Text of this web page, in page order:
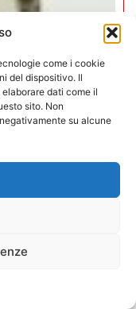
come i cookie
del dispositivo. Il
dati come il
sito. Non
su alcune
H24 non